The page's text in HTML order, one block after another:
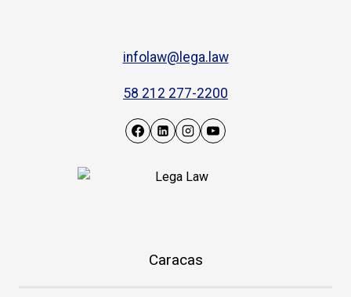
infolaw@lega.law
58 212 277-2200
Caracas